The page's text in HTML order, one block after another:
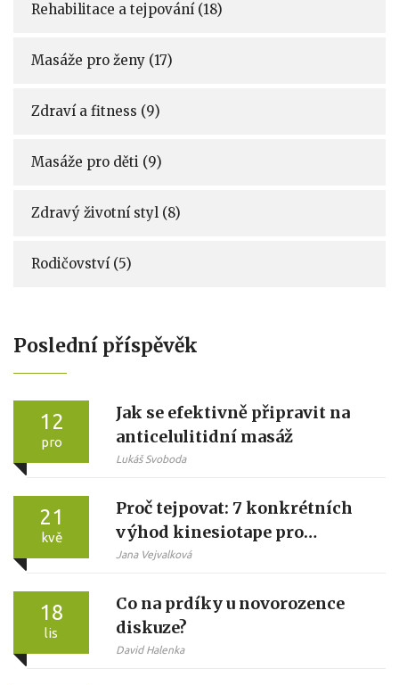
Rehabilitace a tejpování (18)
Masáže pro ženy (17)
Zdraví a fitness (9)
Masáže pro děti (9)
Zdravý životní styl (8)
Rodičovství (5)
Poslední příspěvěk
12
pro
Jak se efektivně připravit na
anticelulitidní masáž
Lukáš Svoboda
21
kvě
Proč tejpovat: 7 konkrétních
výhod kinesiotape pro
sportovce i běžné lidi
Jana Vejvalková
18
lis
Co na prdíky u novorozence
diskuze?
David Halenka